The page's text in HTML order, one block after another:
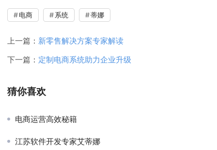
电商 系统 蒂娜
上一篇： 新零售解决方案专家解读
下一篇： 定制电商系统助力企业升级
猜你喜欢
电商运营高效秘籍
江苏软件开发专家艾蒂娜